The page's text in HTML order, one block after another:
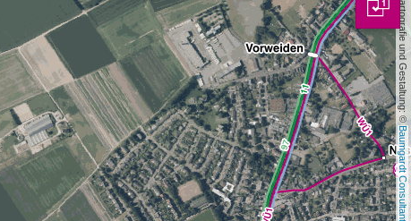
| Kartografie und Gestaltung: ©
Baumgardt Consultants GbR
1